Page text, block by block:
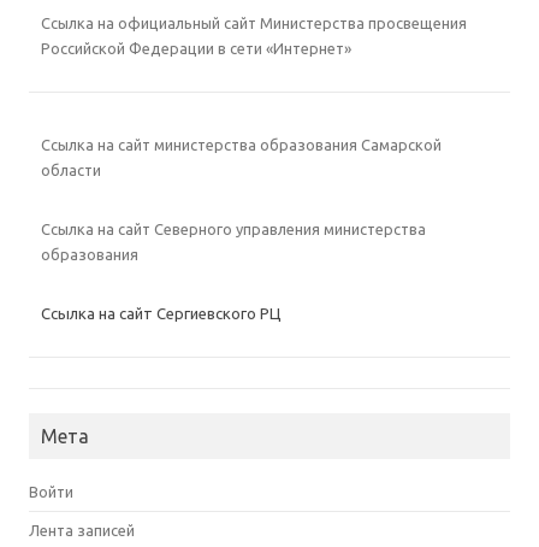
Ссылка на официальный сайт Министерства просвещения
Российской Федерации в сети «Интернет»
Ссылка на сайт министерства образования Самарской
области
Ссылка на сайт Северного управления министерства
образования
Ссылка на сайт Сергиевского РЦ
Мета
Войти
Лента записей